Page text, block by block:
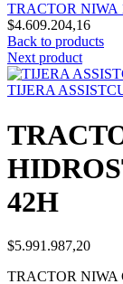
TRACTOR NIWA
$4.609.204,16
Back to products
Next product
TIJERA
42H
$5.991.987,20
TRACTOR NIWA